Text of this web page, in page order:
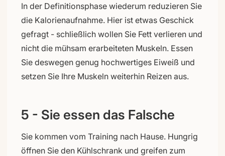
In der Definitionsphase wiederum reduzieren Sie
die Kalorienaufnahme. Hier ist etwas Geschick
gefragt - schließlich wollen Sie Fett verlieren und
nicht die mühsam erarbeiteten Muskeln. Essen
Sie deswegen genug hochwertiges Eiweiß und
setzen Sie Ihre Muskeln weiterhin Reizen aus.
5 - Sie essen das Falsche
Sie kommen vom Training nach Hause. Hungrig
öffnen Sie den Kühlschrank und greifen zum